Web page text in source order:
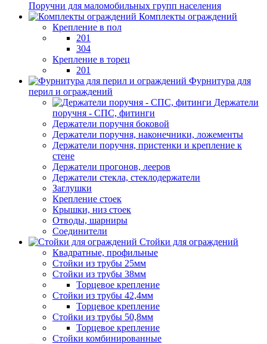
Поручни для маломобильных групп населения
Комплекты ограждений
Крепление в пол
201
304
Крепление в торец
201
Фурнитура для
перил и ограждений
Держатели
поручня - СПС, фитинги
Держатели поручня боковой
Держатели поручня, наконечники, ложементы
Держатели поручня, пристенки и крепление к
стене
Держатели прогонов, лееров
Держатели стекла, стеклодержатели
Заглушки
Крепление стоек
Крышки, низ стоек
Отводы, шарниры
Соединители
Стойки для ограждений
Квадратные, профильные
Стойки из трубы 25мм
Стойки из трубы 38мм
Торцевое крепление
Стойки из трубы 42,4мм
Торцевое крепление
Стойки из трубы 50,8мм
Торцевое крепление
Стойки комбинированные